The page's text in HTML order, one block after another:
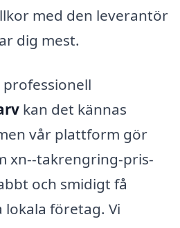
med den leverantör
dig mest.
kan det kännas
vår plattform gör
xn--takrengring-pris-
och smidigt få
företag. Vi